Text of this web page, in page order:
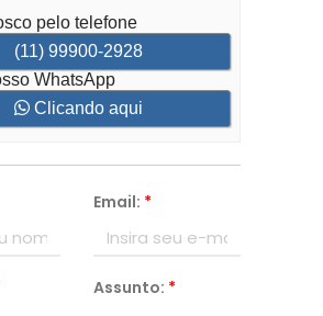
pelo telefone
(11) 99900-2928
WhatsApp
Clicando aqui
Email: *
Assunto: *